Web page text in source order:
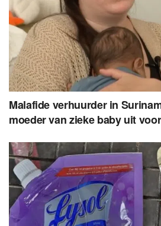
Malafide verhuurder in
moeder van zieke baby uit